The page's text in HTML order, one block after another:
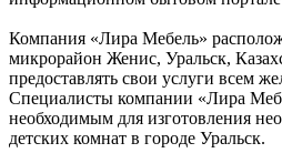
Компания «Лира Мебель»
микрорайон Женис, Уральск,
предоставлять свои услуги всем
Специалисты компании «Лира
необходимым для изготовления
детских комнат в городе Уральск.